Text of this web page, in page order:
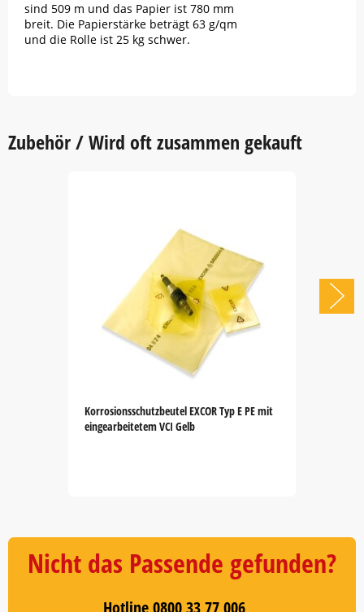
sind 509 m und das Papier ist 780 mm
breit. Die Papierstärke beträgt 63 g/qm
und die Rolle ist 25 kg schwer.
Zubehör / Wird oft zusammen gekauft
Korrosionsschutzbeutel EXCOR Typ E PE mit
eingearbeitetem VCI Gelb
5
Nicht das Passende gefunden?
Hotline 0800 33 77 006